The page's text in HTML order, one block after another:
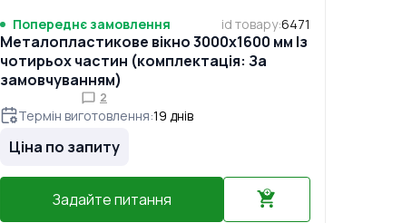
Попереднє замовлення id товару:6471
Металопластикове вікно 3000x1600 мм Із
чотирьох частин (комплектація: За
замовчуванням)
2
Термін виготовлення:19 днів
Ціна по запиту
Задайте питання